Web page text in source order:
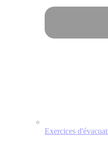
Exercices